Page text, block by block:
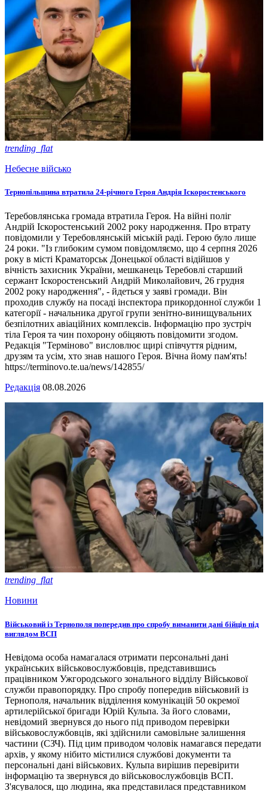
trending_flat
Небесне військо
Тернопільщина втратила 24-річного Героя Андрія Іскоростенського
Теребовлянська громада втратила Героя. На війні поліг
Андрій Іскоростенський 2002 року народження. Про втрату
повідомили у Теребовлянській міській раді. Герою було лише
24 роки. "Із глибоким сумом повідомляємо, що 4 серпня 2026
року в місті Краматорськ Донецької області відійшов у
вічність захисник України, мешканець Теребовлі старший
сержант Іскоростенський Андрій Миколайович, 26 грудня
2002 року народження", - йдеться у заяві громади. Він
проходив службу на посаді інспектора прикордонної служби 1
категорії - начальника другої групи зенітно-винищувальних
безпілотних авіаційних комплексів. Інформацію про зустріч
тіла Героя та чин похорону обіцяють повідомити згодом.
Редакція "Терміново" висловлює щирі співчуття рідним,
друзям та усім, хто знав нашого Героя. Вічна йому пам'ять!
https://terminovo.te.ua/news/142855/
Редакція 08.08.2026
trending_flat
Новини
Військовий із Тернополя попередив про спробу виманити дані бійців під
виглядом ВСП
Невідома особа намагалася отримати персональні дані
українських військовослужбовців, представившись
працівником Ужгородського зонального відділу Військової
служби правопорядку. Про спробу попередив військовий із
Тернополя, начальник відділення комунікацій 50 окремої
артилерійської бригади Юрій Кульпа. За його словами,
невідомий звернувся до нього під приводом перевірки
військовослужбовців, які здійснили самовільне залишення
частини (СЗЧ). Під цим приводом чоловік намагався передати
архів, у якому нібито містилися службові документи та
персональні дані військових. Кульпа вирішив перевірити
інформацію та звернувся до військовослужбовців ВСП.
З'ясувалося, що людина, яка представилася представником